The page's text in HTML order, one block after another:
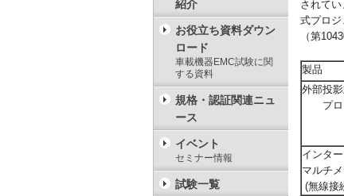
されて
式プロ
（第
製品
外部
プロ
インタ
マルチ
(無線接
紹介
お役立ち資料ダウン
ロード
車載機器EMC試験に関
する資料
規格・認証関連ニュ
ース
イベント
セミナー情報
試験一覧